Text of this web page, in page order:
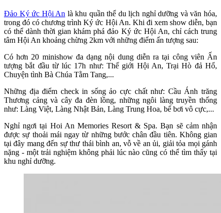
Đảo Ký ức Hội An là khu quần thể du lịch nghỉ dưỡng và văn hóa,
trong đó có chương trình Ký ức Hội An. Khi đi xem show diễn, bạn
có thể dành thời gian khám phá đảo Ký ức Hội An, chỉ cách trung
tâm Hội An khoảng chừng 2km với những điểm ấn tượng sau:
Có hơn 20 minishow đa dạng nội dung diễn ra tại công viên Ấn
tượng bắt đầu từ lúc 17h như: Thế giới Hội An, Trại Hò đả Hổ,
Chuyện tình Bà Chúa Tằm Tang,...
Những địa điểm check in sống ảo cực chất như: Cầu Ánh trăng
Thương cảng và cây đa đèn lồng, những ngôi làng truyền thống
như: Làng Việt, Làng Nhật Bản, Làng Trung Hoa, bể bơi vô cực,...
Nghỉ ngơi tại Hoi An Memories Resort & Spa. Bạn sẽ cảm nhận
được sự thoải mái ngay từ những bước chân đầu tiên. Không gian
tại đây mang đến sự thư thái bình an, vỗ về an ủi, giải tỏa mọi gánh
nặng - một trải nghiệm không phải lúc nào cũng có thể tìm thấy tại
khu nghỉ dưỡng.